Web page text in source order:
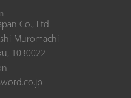
Co., Ltd.
Muromachi
1030022